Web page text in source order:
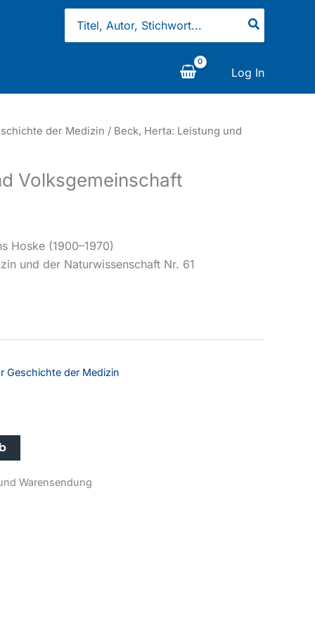
for:
Log In
der Medizin / Beck, Herta: Leistung und
Volksgemeinschaft
Hoske (1900–1970)
und der Naturwissenschaft Nr. 61
Geschichte der Medizin
Warensendung